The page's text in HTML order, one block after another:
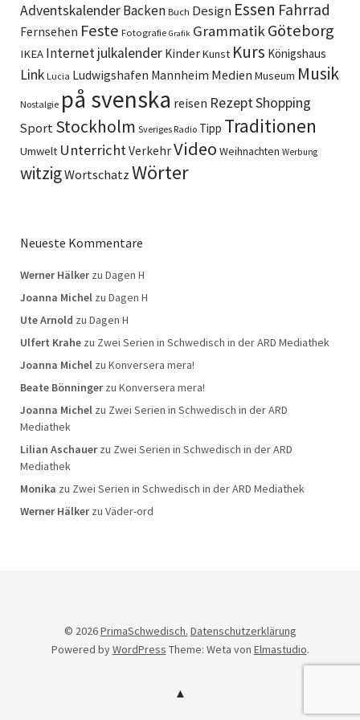
AdventskalenderBacken Buch Design Essen Fahrrad
Fernsehen Feste Fotografie Grafik Grammatik Göteborg
IKEA Internetjulkalender KinderKunst Kurs Königshaus
Link Lucia Ludwigshafen Mannheim Medien Museum Musik
Nostalgie på svenska reisen RezeptShopping
Sport Stockholm Sveriges Radio Tipp Traditionen
Umwelt Unterricht VerkehrVideo Weihnachten Werbung
witzigWortschatz Wörter
Neueste Kommentare
Werner Hälkerzu Dagen H
Joanna Michel zu Dagen H
Ute Arnold zu Dagen H
Ulfert Krahe zu Zwei Serien in Schwedisch in der ARD Mediathek
Joanna Michel zu Konversera mera!
Beate Bönningerzu Konversera mera!
Joanna Michel zu Zwei Serien in Schwedisch in der ARD
Mediathek
Lilian Aschauerzu Zwei Serien in Schwedisch in der ARD
Mediathek
Monika zu Zwei Serien in Schwedisch in der ARD Mediathek
Werner Hälkerzu Väder-ord
© 2026PrimaSchwedisch. Datenschutzerklärung
Powered byWordPress Theme: Weta von Elmastudio.